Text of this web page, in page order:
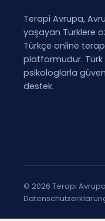
Terapi Avrupa,
yaşayan Türklere
Türkçe online
platformudur. Türk
psikologlarla
destek.
© 2026 Terapi Avrupa